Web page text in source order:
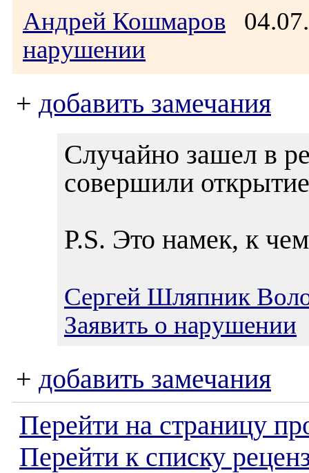
Андрей Кошмаров
нарушении
+ добавить замечания
Случайно зашел в
совершили
P.S. Это намек, к
Сергей Шляпник
Заявить о нарушении
+ добавить замечания
Перейти на страницу
Перейти к списку